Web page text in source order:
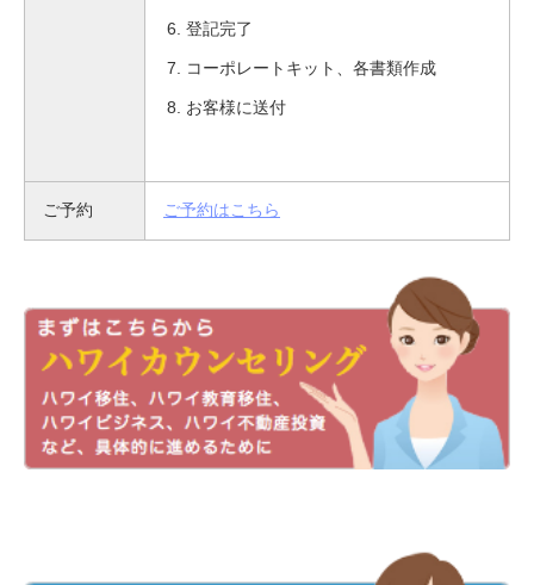
登記完了
コーポレートキット、各書類作成
お客様に送付
ご予約 ご予約はこちら